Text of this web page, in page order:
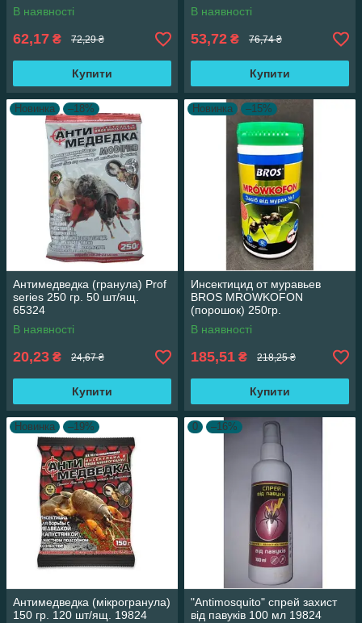
В наявності
62,17 ₴ 72,29 ₴
Купити
В наявності
53,72 ₴ 76,74 ₴
Купити
Новинка –18%
Антимедведка (гранула) Prof
series 250 гр. 50 шт/ящ.
65324
В наявності
20,23 ₴ 24,67 ₴
Купити
Новинка –15%
Инсектицид от муравьев
BROS MROWKOFON
(порошок) 250гр.
В наявності
185,51 ₴ 218,25 ₴
Купити
Новинка –19%
Антимедведка (мікрогранула)
150 гр. 120 шт/ящ. 19824
0 –16%
"Antimosquito" спрей захист
від павуків 100 мл 19824